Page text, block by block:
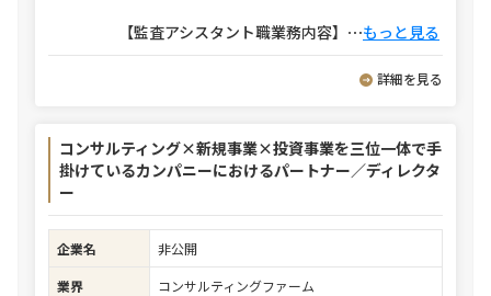
【監査アシスタント職業務内容】 ⋯もっと見る
詳細を見る
コンサルティング×新規事業×投資事業を三位一体で手
掛けているカンパニーにおけるパートナー／ディレクタ
ー
企業名
非公開
業界
コンサルティングファーム